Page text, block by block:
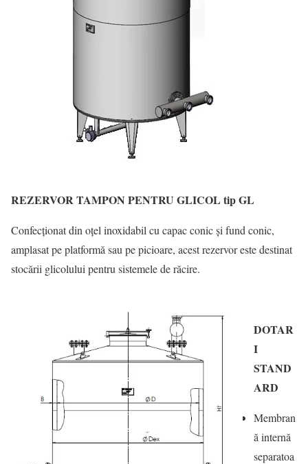
REZERVOR TAMPON PENTRU GLICOL tip GL
Confecționat din oțel inoxidabil cu capac conic și fund conic,
amplasat pe platformă sau pe picioare, acest rezervor este destinat
stocării glicolului pentru sistemele de răcire.
DOTAR
I
STAND
ARD
Membran
ă internă
separatoa